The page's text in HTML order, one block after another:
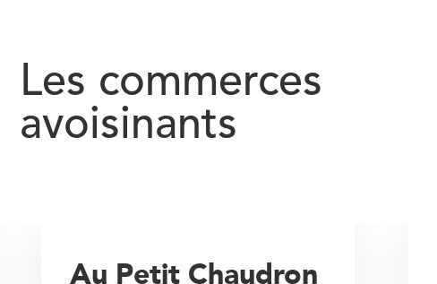
Les commerces
avoisinants
Au Petit Chaudron